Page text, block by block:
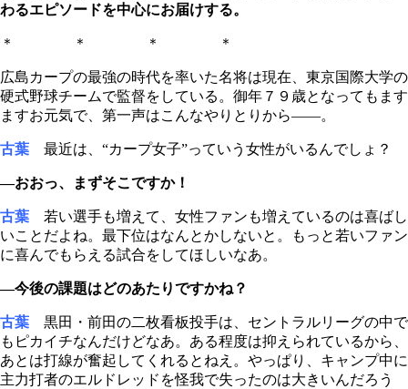
わるエピソードを中心にお届けする。
＊ ＊ ＊ ＊
広島カープの最強の時代を率いた名将は現在、東京国際大学の
硬式野球チームで監督をしている。御年７９歳となってもます
ますお元気で、第一声はこんなやりとりから――。
古葉 最近は、“カープ女子”っていう女性がいるんでしょ？
―おおっ、まずそこですか！
古葉 若い選手も増えて、女性ファンも増えているのは喜ばし
いことだよね。最下位はなんとかしないと。もっと若いファン
に喜んでもらえる試合をしてほしいなあ。
―今後の課題はどのあたりですかね？
古葉 黒田・前田の二枚看板投手は、セントラルリーグの中で
もピカイチなんだけどなあ。ある程度は抑えられているから、
あとは打線が奮起してくれるとねえ。やっぱり、キャンプ中に
主力打者のエルドレッドを怪我で失ったのは大きいんだろう